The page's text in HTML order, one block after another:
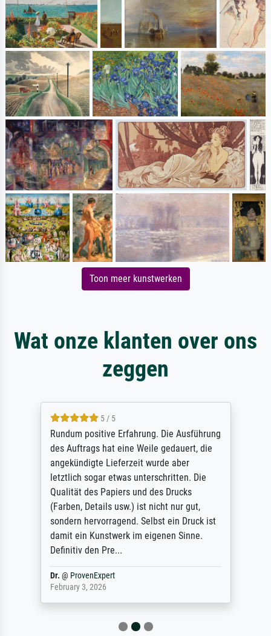
Toon meer kunstwerken
Wat onze klanten over ons
zeggen
5 / 5
Rundum positive Erfahrung. Die Ausführung
des Auftrags hat eine Weile gedauert, die
angekündigte Lieferzeit wurde aber
letztlich sogar etwas unterschritten. Die
Qualität des Papiers und des Drucks
(Farben, Details usw.) ist nicht nur gut,
sondern hervorragend. Selbst ein Druck ist
damit ein Kunstwerk im eigenen Sinne.
Definitiv den Pre...
Dr. @ ProvenExpert
February 3, 2026